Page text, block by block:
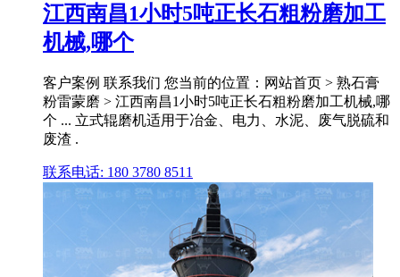
江西南昌1小时5吨正长石粗粉磨加工
机械,哪个
客户案例 联系我们 您当前的位置：网站首页 > 熟石膏
粉雷蒙磨 > 江西南昌1小时5吨正长石粗粉磨加工机械,哪
个 ... 立式辊磨机适用于冶金、电力、水泥、废气脱硫和
废渣 .
联系电话: 180 3780 8511